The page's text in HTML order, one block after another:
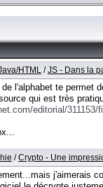
HTML /JS - Dans la
l'alphabet te permet
qui est très
editorial/
/Crypto - Une
j'aimerais